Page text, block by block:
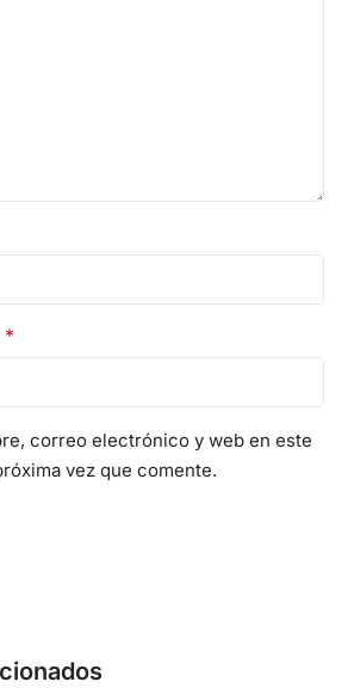
*
correo electrónico y web en este
vez que comente.